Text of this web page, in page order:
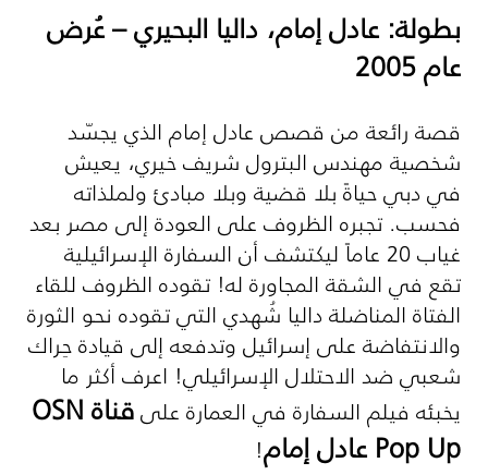
بطولة: عادل إمام، داليا البحيري – عُرض
عام 2005
قصة رائعة من قصص عادل إمام الذي يجسّد
شخصية مهندس البترول شريف خيري، يعيش
في دبي حياةً بلا قضية وبلا مبادئ ولملذاته
فحسب. تجبره الظروف على العودة إلى مصر بعد
غياب 20 عاماً ليكتشف أن السفارة الإسرائيلية
تقع في الشقة المجاورة له! تقوده الظروف للقاء
الفتاة المناضلة داليا شُهدي التي تقوده نحو الثورة
والانتفاضة على إسرائيل وتدفعه إلى قيادة حِراك
شعبي ضد الاحتلال الإسرائيلي! اعرف أكثر ما
يخبئه فيلم السفارة في العمارة علىقناةOSN
Pop Upعادل إمام!